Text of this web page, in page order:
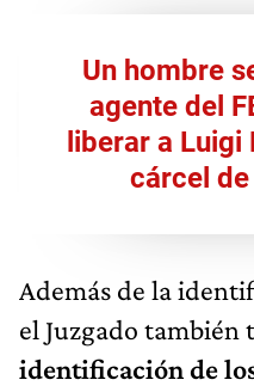
Un hombre
agente del
liberar a Luigi
cárcel
Además de la
el Juzgado también
identificación de